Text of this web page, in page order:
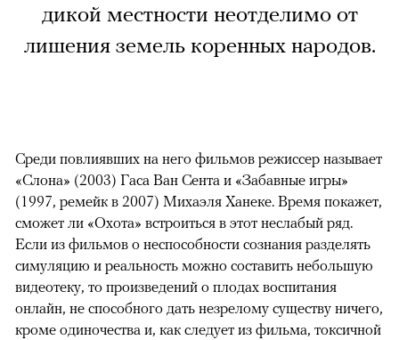
дикой местности неотделимо от
лишения земель коренных народов.
Среди повлиявших на него фильмов режиссер называет
«Слона» (2003) Гаса Ван Сента и «Забавные игры»
(1997, ремейк в 2007) Михаэля Ханеке. Время покажет,
сможет ли «Охота» встроиться в этот неслабый ряд.
Если из фильмов о неспособности сознания разделять
симуляцию и реальность можно составить небольшую
видеотеку, то произведений о плодах воспитания
онлайн, не способного дать незрелому существу ничего,
кроме одиночества и, как следует из фильма, токсичной